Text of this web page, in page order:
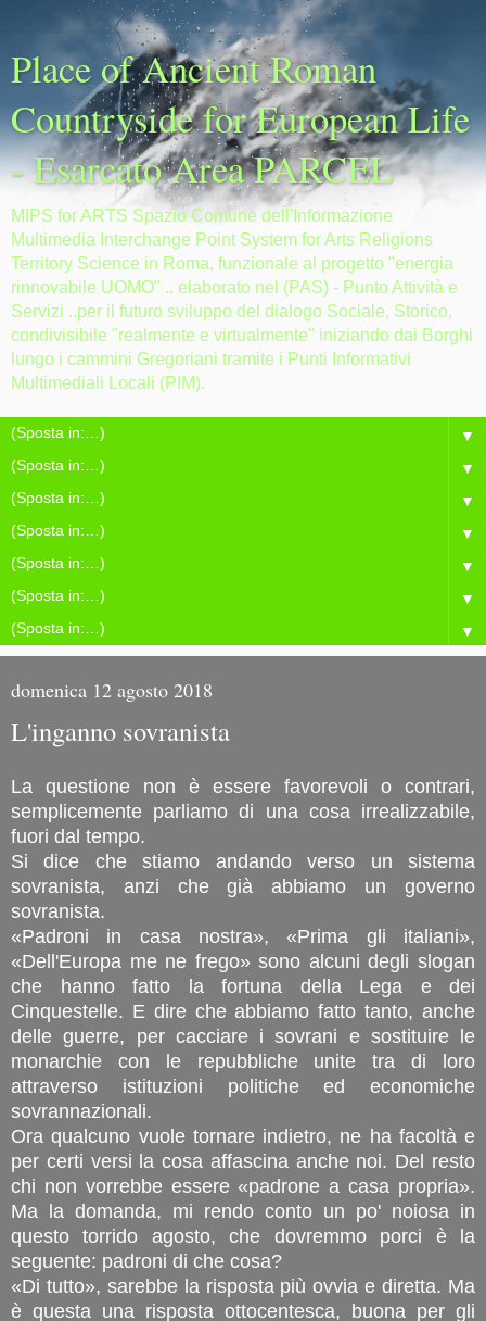
Place of Ancient Roman
Countryside for European Life
- Esarcato Area PARCEL
MIPS for ARTS Spazio Comune dell'Informazione
Multimedia Interchange Point System for Arts Religions
Territory Science in Roma, funzionale al progetto "energia
rinnovabile UOMO" .. elaborato nel (PAS) - Punto Attività e
Servizi ..per il futuro sviluppo del dialogo Sociale, Storico,
condivisibile "realmente e virtualmente" iniziando dai Borghi
lungo i cammini Gregoriani tramite i Punti Informativi
Multimediali Locali (PIM).
▼
▼
▼
▼
▼
▼
▼
domenica 12 agosto 2018
L'inganno sovranista
La questione non è essere favorevoli o contrari,
semplicemente parliamo di una cosa irrealizzabile,
fuori dal tempo.
Si dice che stiamo andando verso un sistema
sovranista, anzi che già abbiamo un governo
sovranista.
«Padroni in casa nostra», «Prima gli italiani»,
«Dell'Europa me ne frego» sono alcuni degli slogan
che hanno fatto la fortuna della Lega e dei
Cinquestelle. E dire che abbiamo fatto tanto, anche
delle guerre, per cacciare i sovrani e sostituire le
monarchie con le repubbliche unite tra di loro
attraverso istituzioni politiche ed economiche
sovrannazionali.
Ora qualcuno vuole tornare indietro, ne ha facoltà e
per certi versi la cosa affascina anche noi. Del resto
chi non vorrebbe essere «padrone a casa propria».
Ma la domanda, mi rendo conto un po' noiosa in
questo torrido agosto, che dovremmo porci è la
seguente: padroni di che cosa?
«Di tutto», sarebbe la risposta più ovvia e diretta. Ma
è questa una risposta ottocentesca, buona per gli